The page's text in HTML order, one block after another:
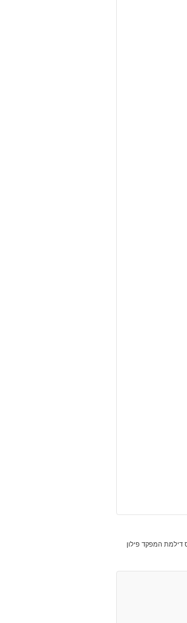
דילמת המפקד פילון